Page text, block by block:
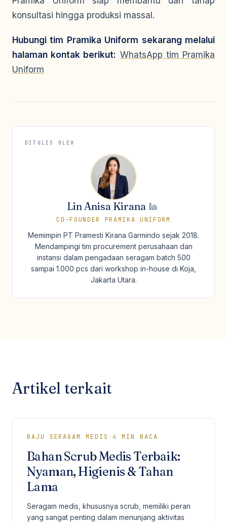
konsultasi hingga produksi massal.
Hubungi tim Pramika Uniform sekarang melalui
halaman kontak berikut: WhatsApp tim Pramika
Uniform
DITULIS OLEH
Lin Anisa Kirana
CO-FOUNDER PRAMIKA UNIFORM
Memimpin PT Pramesti Kirana Garmindo sejak 2018.
Mendampingi tim procurement perusahaan dan
instansi dalam pengadaan seragam batch 500
sampai 1.000 pcs dari workshop in-house di Koja,
Jakarta Utara.
Artikel terkait
BAJU SERAGAM MEDIS ·4 MIN BACA
Bahan Scrub Medis Terbaik:
Nyaman, Higienis & Tahan
Lama
Seragam medis, khususnya scrub, memiliki peran
yang sangat penting dalam menunjang aktivitas